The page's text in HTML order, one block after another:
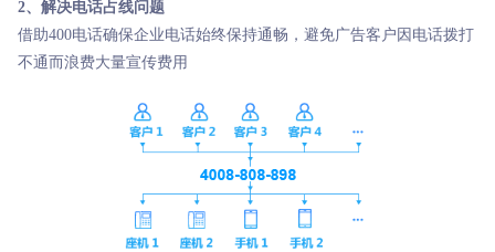
2、解决电话占线问题
借助400电话确保企业电话始终保持通畅，避免广告客户因电话拨打
不通而浪费大量宣传费用